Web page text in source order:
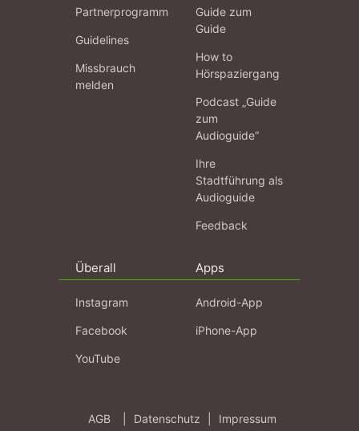
Partnerprogramm
Guidelines
Missbrauch
melden
Guide zum
Guide
How to
Hörspaziergang
Podcast „Guide
zum
Audioguide“
Ihre
Stadtführung als
Audioguide
Feedback
Überall
Instagram
Facebook
YouTube
Apps
Android-App
iPhone-App
AGB Datenschutz Impressum